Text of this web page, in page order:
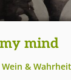
mind
Wein & Wahrheit